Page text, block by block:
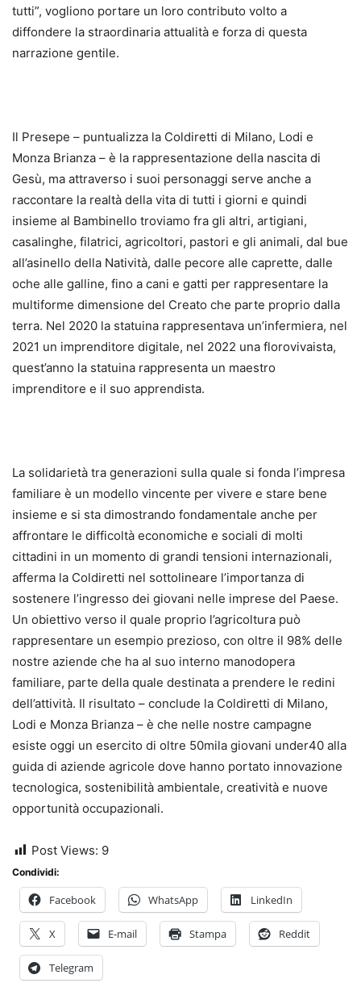
tutti”, vogliono portare un loro contributo volto a
diffondere la straordinaria attualità e forza di questa
narrazione gentile.
Il Presepe – puntualizza la Coldiretti di Milano, Lodi e
Monza Brianza – è la rappresentazione della nascita di
Gesù, ma attraverso i suoi personaggi serve anche a
raccontare la realtà della vita di tutti i giorni e quindi
insieme al Bambinello troviamo fra gli altri, artigiani,
casalinghe, filatrici, agricoltori, pastori e gli animali, dal bue
all’asinello della Natività, dalle pecore alle caprette, dalle
oche alle galline, fino a cani e gatti per rappresentare la
multiforme dimensione del Creato che parte proprio dalla
terra. Nel 2020 la statuina rappresentava un’infermiera, nel
2021 un imprenditore digitale, nel 2022 una florovivaista,
quest’anno la statuina rappresenta un maestro
imprenditore e il suo apprendista.
La solidarietà tra generazioni sulla quale si fonda l’impresa
familiare è un modello vincente per vivere e stare bene
insieme e si sta dimostrando fondamentale anche per
affrontare le difficoltà economiche e sociali di molti
cittadini in un momento di grandi tensioni internazionali,
afferma la Coldiretti nel sottolineare l’importanza di
sostenere l’ingresso dei giovani nelle imprese del Paese.
Un obiettivo verso il quale proprio l’agricoltura può
rappresentare un esempio prezioso, con oltre il 98% delle
nostre aziende che ha al suo interno manodopera
familiare, parte della quale destinata a prendere le redini
dell’attività. Il risultato – conclude la Coldiretti di Milano,
Lodi e Monza Brianza – è che nelle nostre campagne
esiste oggi un esercito di oltre 50mila giovani under40 alla
guida di aziende agricole dove hanno portato innovazione
tecnologica, sostenibilità ambientale, creatività e nuove
opportunità occupazionali.
Post Views: 9
Condividi:
Facebook WhatsApp LinkedIn
X E-mail Stampa Reddit
Telegram